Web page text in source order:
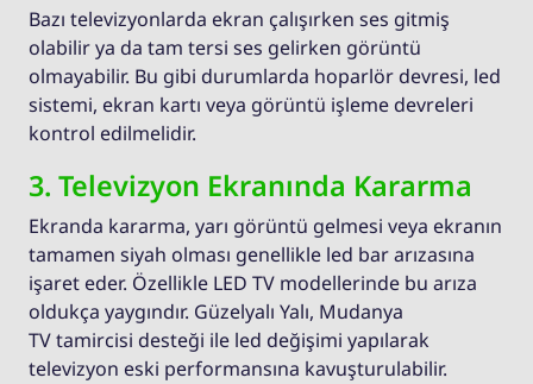
Bazı televizyonlarda ekran çalışırken ses gitmiş
olabilir ya da tam tersi ses gelirken görüntü
olmayabilir. Bu gibi durumlarda hoparlör devresi, led
sistemi, ekran kartı veya görüntü işleme devreleri
kontrol edilmelidir.
3. Televizyon Ekranında Kararma
Ekranda kararma, yarı görüntü gelmesi veya ekranın
tamamen siyah olması genellikle led bar arızasına
işaret eder. Özellikle LED TV modellerinde bu arıza
oldukça yaygındır. Güzelyalı Yalı, Mudanya
TV tamircisi desteği ile led değişimi yapılarak
televizyon eski performansına kavuşturulabilir.